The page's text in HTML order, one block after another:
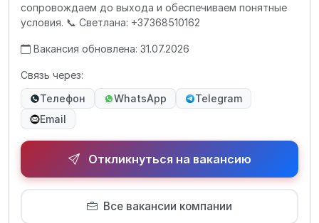
сопровождаем до выхода и обеспечиваем понятные
условия. 📞 Светлана: +37368510162
Вакансия обновлена: 31.07.2026
Связь через:
Телефон
WhatsApp
Telegram
Email
Откликнуться на вакансию
Все вакансии компании